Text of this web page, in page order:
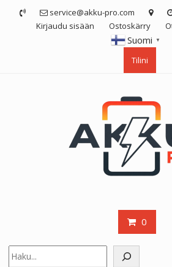
service@akku-pro.com
Kirjaudu sisään
Ostoskärry
Suomi ▼
Tilini
0